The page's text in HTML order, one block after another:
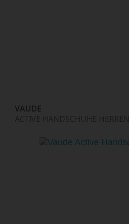
VAUDE
ACTIVE HANDSCHUHE HERREN